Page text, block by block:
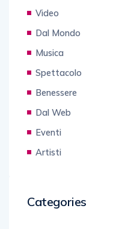
Video
Dal Mondo
Musica
Spettacolo
Benessere
Dal Web
Eventi
Artisti
Categories